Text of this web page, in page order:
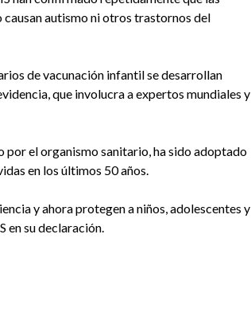
causan autismo ni otros trastornos del
de vacunación infantil se desarrollan
que involucra a expertos mundiales y
por el organismo sanitario, ha sido adoptado
en los últimos 50 años.
y ahora protegen a niños, adolescentes y
en su declaración.